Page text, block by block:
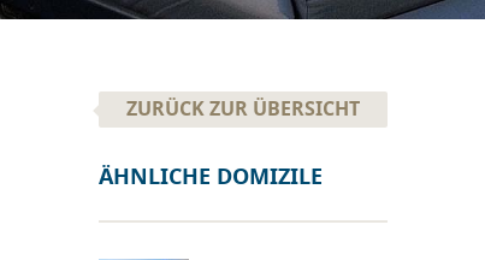
ZURÜCK ZUR ÜBERSICHT
ÄHNLICHE DOMIZILE